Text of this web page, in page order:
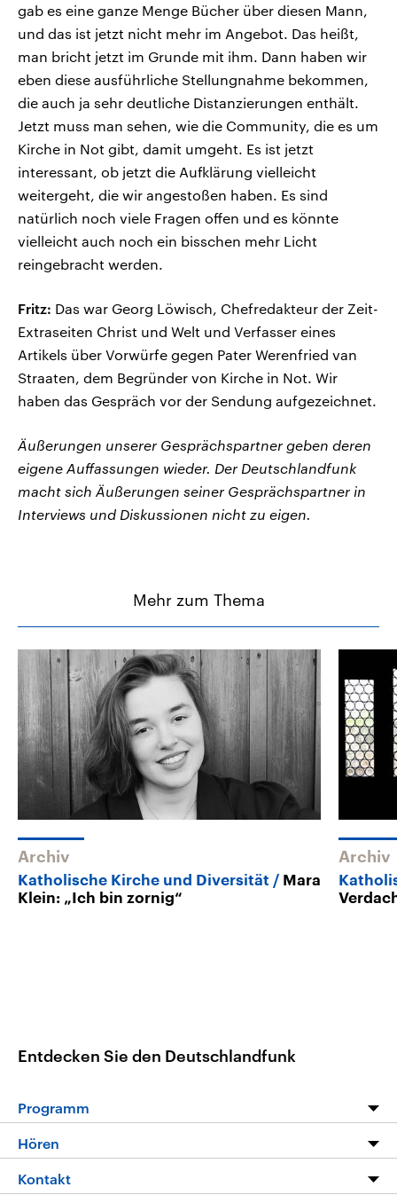
gab es eine ganze Menge Bücher über diesen Mann,
und das ist jetzt nicht mehr im Angebot. Das heißt,
man bricht jetzt im Grunde mit ihm. Dann haben wir
eben diese ausführliche Stellungnahme bekommen,
die auch ja sehr deutliche Distanzierungen enthält.
Jetzt muss man sehen, wie die Community, die es um
Kirche in Not gibt, damit umgeht. Es ist jetzt
interessant, ob jetzt die Aufklärung vielleicht
weitergeht, die wir angestoßen haben. Es sind
natürlich noch viele Fragen offen und es könnte
vielleicht auch noch ein bisschen mehr Licht
reingebracht werden.
Fritz: Das war Georg Löwisch, Chefredakteur der Zeit-
Extraseiten Christ und Welt und Verfasser eines
Artikels über Vorwürfe gegen Pater Werenfried van
Straaten, dem Begründer von Kirche in Not. Wir
haben das Gespräch vor der Sendung aufgezeichnet.
Äußerungen unserer Gesprächspartner geben deren
eigene Auffassungen wieder. Der Deutschlandfunk
macht sich Äußerungen seiner Gesprächspartner in
Interviews und Diskussionen nicht zu eigen.
Mehr zum Thema
Archiv
Katholische Kirche und Diversität
Mara
Klein: „Ich bin zornig“
Archiv
Entdecken Sie den Deutschlandfunk
Programm
Hören
Livestream
Kontakt